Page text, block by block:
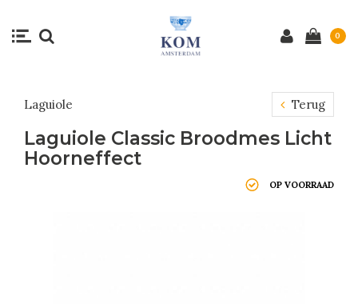
0
Laguiole Terug
Laguiole Classic Broodmes Licht
Hoorneffect
OP VOORRAAD